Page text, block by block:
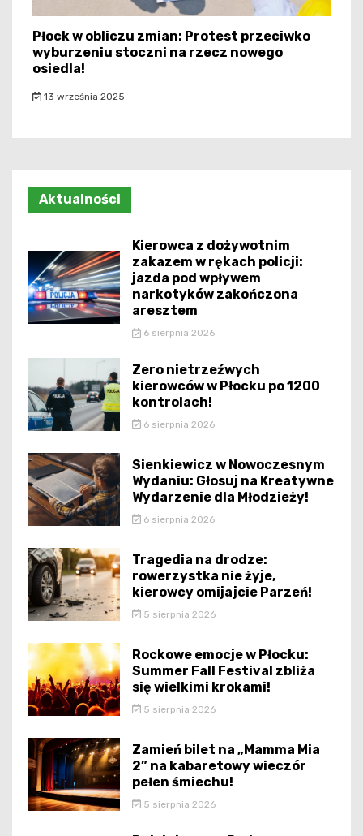
Płock w obliczu zmian: Protest przeciwko
wyburzeniu stoczni na rzecz nowego
osiedla!
13 września 2025
Aktualności
Kierowca z dożywotnim
zakazem w rękach policji:
jazda pod wpływem
narkotyków zakończona
aresztem
6 sierpnia 2026
Zero nietrzeźwych
kierowców w Płocku po 1200
kontrolach!
6 sierpnia 2026
Sienkiewicz w Nowoczesnym
Wydaniu: Głosuj na Kreatywne
Wydarzenie dla Młodzieży!
6 sierpnia 2026
Tragedia na drodze:
rowerzystka nie żyje,
kierowcy omijajcie Parzeń!
5 sierpnia 2026
Rockowe emocje w Płocku:
Summer Fall Festival zbliża
się wielkimi krokami!
5 sierpnia 2026
Zamień bilet na „Mamma Mia
2” na kabaretowy wieczór
pełen śmiechu!
5 sierpnia 2026